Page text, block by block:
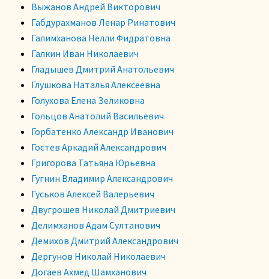
Выжанов Андрей Викторович
Габдурахманов Ленар Ринатович
Галимханова Нелли Фидратовна
Галкин Иван Николаевич
Гладышев Дмитрий Анатольевич
Глушкова Наталья Алексеевна
Голухова Елена Зеликовна
Гольцов Анатолий Васильевич
Горбатенко Александр Иванович
Гостев Аркадий Александрович
Григорова Татьяна Юрьевна
Гугнин Владимир Александрович
Гуськов Алексей Валерьевич
Двугрошев Николай Дмитриевич
Делимханов Адам Султанович
Демихов Дмитрий Александрович
Дергунов Николай Николаевич
Догаев Ахмед Шамханович